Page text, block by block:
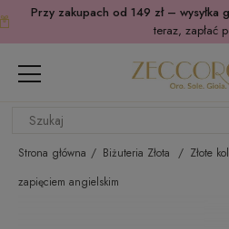
Przy zakupach od 149 zł – wysyłka
teraz, zapłać
Strona główna Biżuteria Złota Złote
zapięciem angielskim